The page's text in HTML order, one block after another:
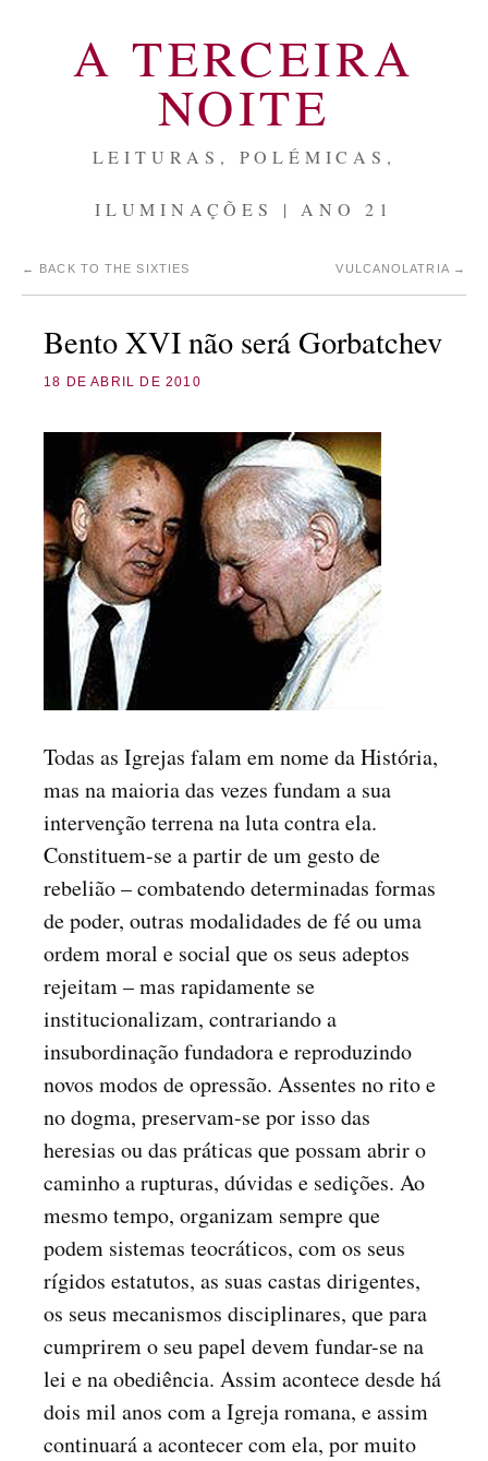
A TERCEIRA
NOITE
LEITURAS, POLÉMICAS,
ILUMINAÇÕES | ANO 21
← BACK TO THE SIXTIES VULCANOLATRIA →
Bento XVI não será Gorbatchev
18 DE ABRIL DE 2010
Todas as Igrejas falam em nome da História,
mas na maioria das vezes fundam a sua
intervenção terrena na luta contra ela.
Constituem-se a partir de um gesto de
rebelião – combatendo determinadas formas
de poder, outras modalidades de fé ou uma
ordem moral e social que os seus adeptos
rejeitam – mas rapidamente se
institucionalizam, contrariando a
insubordinação fundadora e reproduzindo
novos modos de opressão. Assentes no rito e
no dogma, preservam-se por isso das
heresias ou das práticas que possam abrir o
caminho a rupturas, dúvidas e sedições. Ao
mesmo tempo, organizam sempre que
podem sistemas teocráticos, com os seus
rígidos estatutos, as suas castas dirigentes,
os seus mecanismos disciplinares, que para
cumprirem o seu papel devem fundar-se na
lei e na obediência. Assim acontece desde há
dois mil anos com a Igreja romana, e assim
continuará a acontecer com ela, por muito